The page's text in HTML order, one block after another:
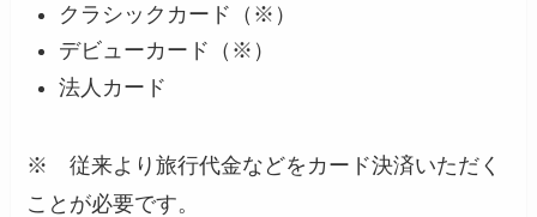
クラシックカード（※）
デビューカード（※）
法人カード
※ 従来より旅行代金などをカード決済いただく
ことが必要です。